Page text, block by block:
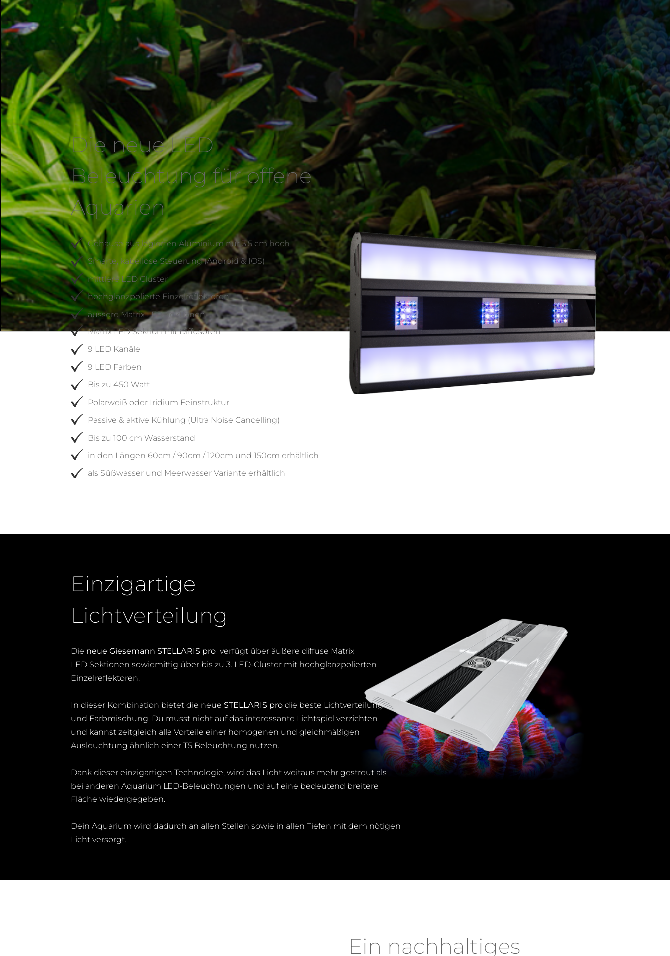
Marine &
Tropic Version
Perfekte
Ausleuchtung
STELLARIS pro
Die neue LED
Beleuchtung für offene
Aquarien
Gehäuse aus legierten Aluminium nur 3,5 cm hoch
Smarte, kabellose Steuerung (Android & IOS)
mittlere LED Cluster
hochglanzpolierte Einzelreflektoren
äussere Matrix LED Sektionen
Matrix LED Sektion mit Diffusoren
9 LED Kanäle
9 LED Farben
Bis zu 450 Watt
Polarweiß oder Iridium Feinstruktur
Passive & aktive Kühlung (Ultra Noise Cancelling)
Bis zu 100 cm Wasserstand
in den Längen 60cm / 90cm / 120cm und 150cm erhältlich
als Süßwasser und Meerwasser Variante erhältlich
Einzigartige
Lichtverteilung
Die neue Giesemann STELLARIS pro verfügt über äußere diffuse Matrix
LED Sektionen sowiemittig über bis zu 3. LED-Cluster mit hochglanzpolierten
Einzelreflektoren.
In dieser Kombination bietet die neue STELLARIS pro die beste Lichtverteilung
und Farbmischung. Du musst nicht auf das interessante Lichtspiel verzichten
und kannst zeitgleich alle Vorteile einer homogenen und gleichmäßigen
Ausleuchtung ähnlich einer T5 Beleuchtung nutzen.
Dank dieser einzigartigen Technologie, wird das Licht weitaus mehr gestreut als
bei anderen Aquarium LED-Beleuchtungen und auf eine bedeutend breitere
Fläche wiedergegeben.
Dein Aquarium wird dadurch an allen Stellen sowie in allen Tiefen mit dem nötigen
Licht versorgt.
Ein nachhaltiges